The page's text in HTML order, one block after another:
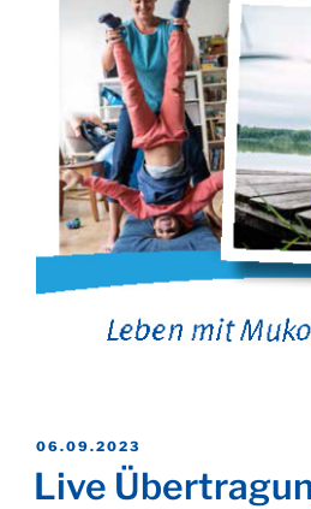
VERÖFFENTLICHT
06.09.2023
Live